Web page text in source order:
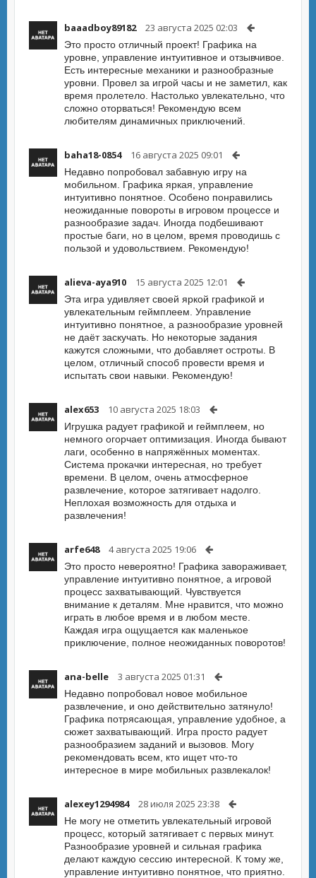
baaadboy89182 23 августа 2025 02:03
Это просто отличный проект! Графика на
уровне, управление интуитивное и отзывчивое.
Есть интересные механики и разнообразные
уровни. Провел за игрой часы и не заметил, как
время пролетело. Настолько увлекательно, что
сложно оторваться! Рекомендую всем
любителям динамичных приключений.
baha18-0854 16 августа 2025 09:01
Недавно попробовал забавную игру на
мобильном. Графика яркая, управление
интуитивно понятное. Особено понравились
неожиданные повороты в игровом процессе и
разнообразие задач. Иногда подбешивают
простые баги, но в целом, время проводишь с
пользой и удовольствием. Рекомендую!
alieva-aya910 15 августа 2025 12:01
Эта игра удивляет своей яркой графикой и
увлекательным геймплеем. Управление
интуитивно понятное, а разнообразие уровней
не даёт заскучать. Но некоторые задания
кажутся сложными, что добавляет остроты. В
целом, отличный способ провести время и
испытать свои навыки. Рекомендую!
alex653 10 августа 2025 18:03
Игрушка радует графикой и геймплеем, но
немного огорчает оптимизация. Иногда бывают
лаги, особенно в напряжённых моментах.
Система прокачки интересная, но требует
времени. В целом, очень атмосферное
развлечение, которое затягивает надолго.
Неплохая возможность для отдыха и
развлечения!
arfe648 4 августа 2025 19:06
Это просто невероятно! Графика завораживает,
управление интуитивно понятное, а игровой
процесс захватывающий. Чувствуется
внимание к деталям. Мне нравится, что можно
играть в любое время и в любом месте.
Каждая игра ощущается как маленькое
приключение, полное неожиданных поворотов!
ana-belle 3 августа 2025 01:31
Недавно попробовал новое мобильное
развлечение, и оно действительно затянуло!
Графика потрясающая, управление удобное, а
сюжет захватывающий. Игра просто радует
разнообразием заданий и вызовов. Могу
рекомендовать всем, кто ищет что-то
интересное в мире мобильных развлекалок!
alexey1294984 28 июля 2025 23:38
Не могу не отметить увлекательный игровой
процесс, который затягивает с первых минут.
Разнообразие уровней и сильная графика
делают каждую сессию интересной. К тому же,
управление интуитивно понятное, что приятно.